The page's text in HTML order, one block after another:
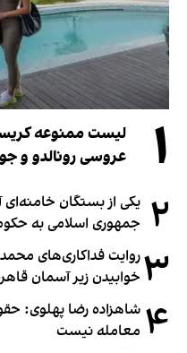
۱
عروسی رونالدو و
۲ یکی از بستگان خامنه‌ای
جمهوری اسلامی به
۳ خوابیدن زیر آسمان
۴ شاهزاده رضا پهلوی:
معامله نیست